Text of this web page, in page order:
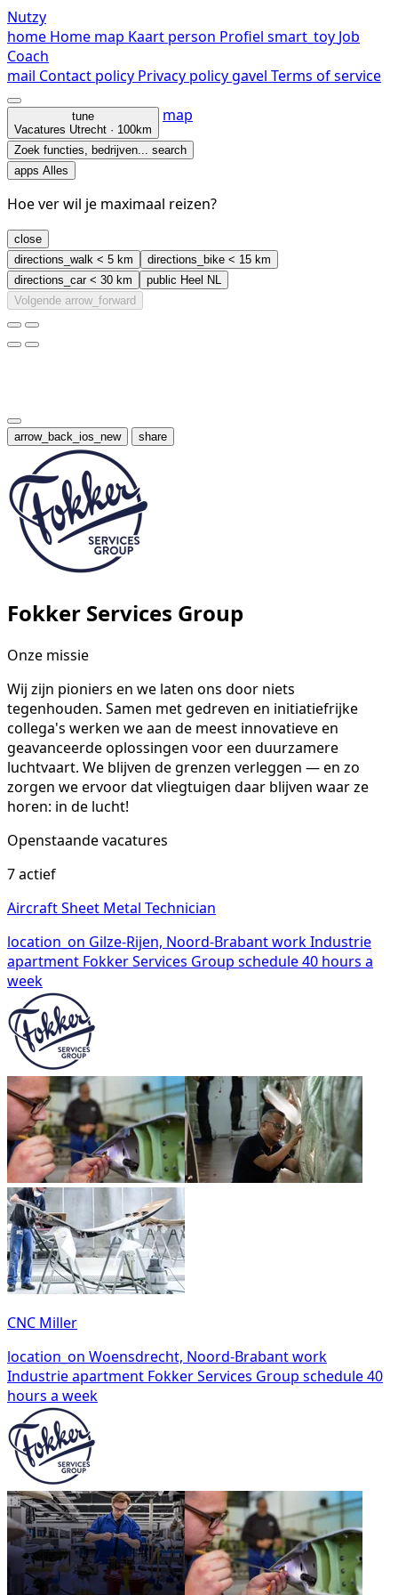
Nutzy
home Home map Kaart person Profiel smart_toy Job
Coach
mail Contact policy Privacy policygavel Terms of service
tune
Vacatures Utrecht · 100km
map
Zoek functies, bedrijven... search
apps Alles
Hoe ver wil je maximaal reizen?
close
directions_walk < 5 km directions_bike < 15 km
directions_car< 30 km public Heel NL
Volgende arrow_forward
arrow_back_ios_new share
Fokker Services Group
Onze missie
Wij zijn pioniers en we laten ons door niets
tegenhouden. Samen met gedreven en initiatiefrijke
collega's werken we aan de meest innovatieve en
geavanceerde oplossingen voor een duurzamere
luchtvaart. We blijven de grenzen verleggen — en zo
zorgen we ervoor dat vliegtuigen daar blijven waar ze
horen: in de lucht!
Openstaande vacatures
7 actief
Aircraft Sheet Metal Technician
location_on Gilze-Rijen, Noord-BrabantworkIndustrie
apartment Fokker Services Group schedule40 hours a
week
CNC Miller
location_on Woensdrecht, Noord-Brabantwork
Industrieapartment Fokker Services Group schedule40
hours a week